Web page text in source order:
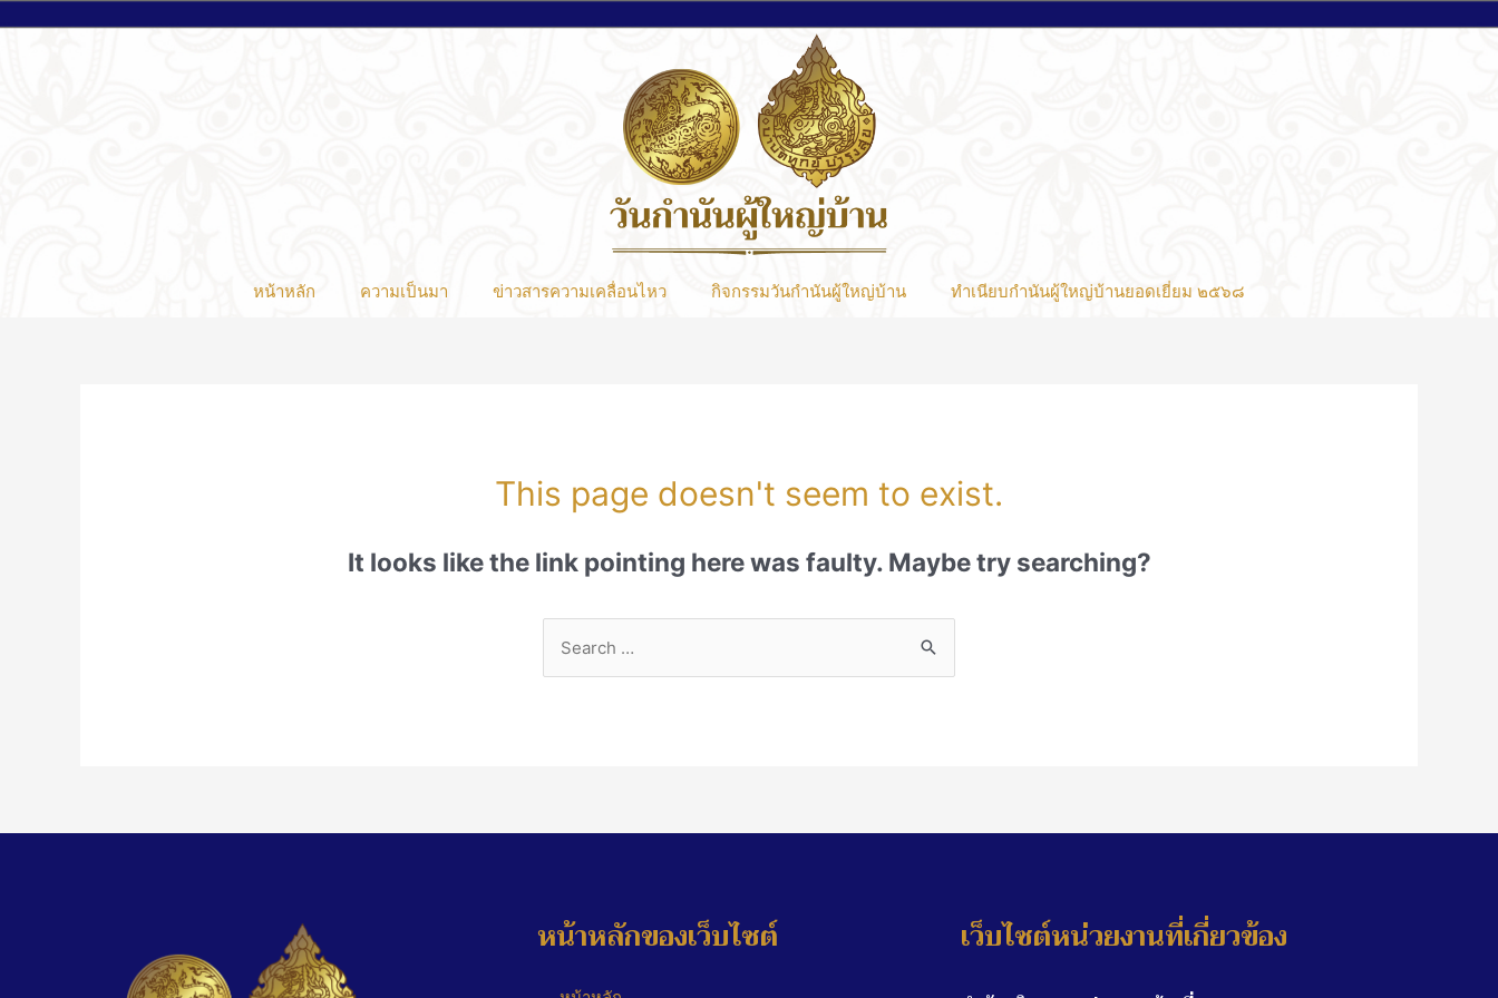
หน้าหลัก ความเป็นมา ข่าวสารความเคลื่อนไหว กิจกรรมวันกำนันผู้ใหญ่บ้าน ทำเนียบกำนันผู้ใหญ่บ้านยอดเยี่ยม ๒๕๖๘
This page doesn't seem to exist.
It looks like the link pointing here was faulty. Maybe try searching?
หน้าหลักของเว็บไซต์ เว็บไซต์หน่วยงานที่เกี่ยวข้อง